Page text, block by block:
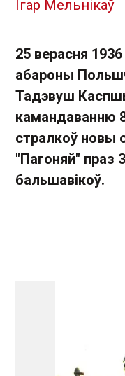
Ігар Мельнікаў
25 верасня 1936
абароны
Тадэвуш
камандаванню
стралкоў новы
"Пагоняй" праз
бальшавікоў.